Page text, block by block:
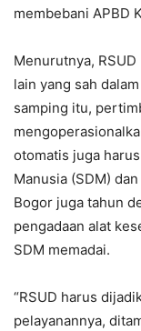
membebani APBD
Menurutnya,
lain yang sah
samping itu,
otomatis juga
Manusia (SDM)
Bogor juga tahun
pengadaan alat
SDM memadai.
“RSUD harus
pelayanannya,